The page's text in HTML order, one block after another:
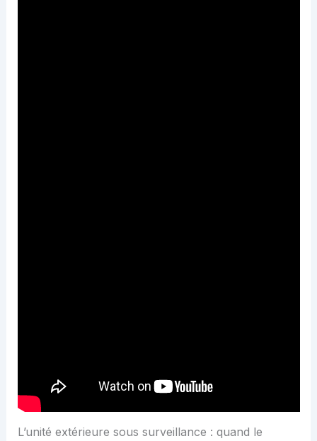
L’unité extérieure sous surveillance : quand le